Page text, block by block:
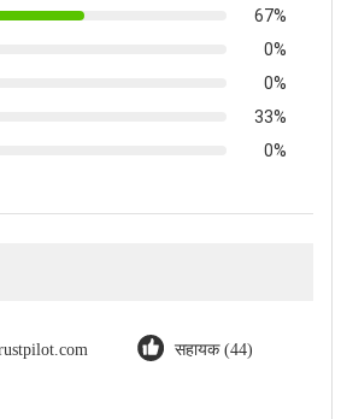
67%
0%
0%
33%
0%
सहायक (44)